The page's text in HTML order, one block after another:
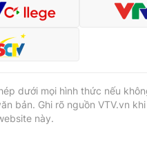
trên
dưới mọi hình thức nếu
bản. Ghi rõ nguồn VTV.vn
này.